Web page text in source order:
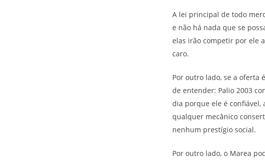
A lei principal de todo
e não há nada que se
elas irão competir por ele
caro.
Por outro lado, se a oferta
de entender: Palio 2003
dia porque ele é confiável,
qualquer mecânico
nenhum prestígio social.
Por outro lado, o Marea